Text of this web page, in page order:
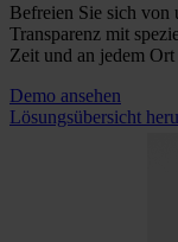
Befreien Sie sich von
Transparenz mit
Zeit und an jedem
Demo ansehen
Lösungsübersicht